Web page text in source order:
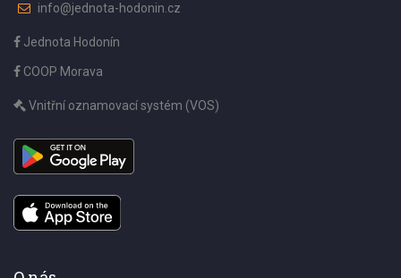
info@jednota-hodonin.cz
Jednota Hodonín
COOP Morava
Vnitřní oznamovací systém (VOS)